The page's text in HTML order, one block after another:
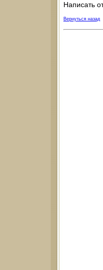
Написать
Вернуться назад